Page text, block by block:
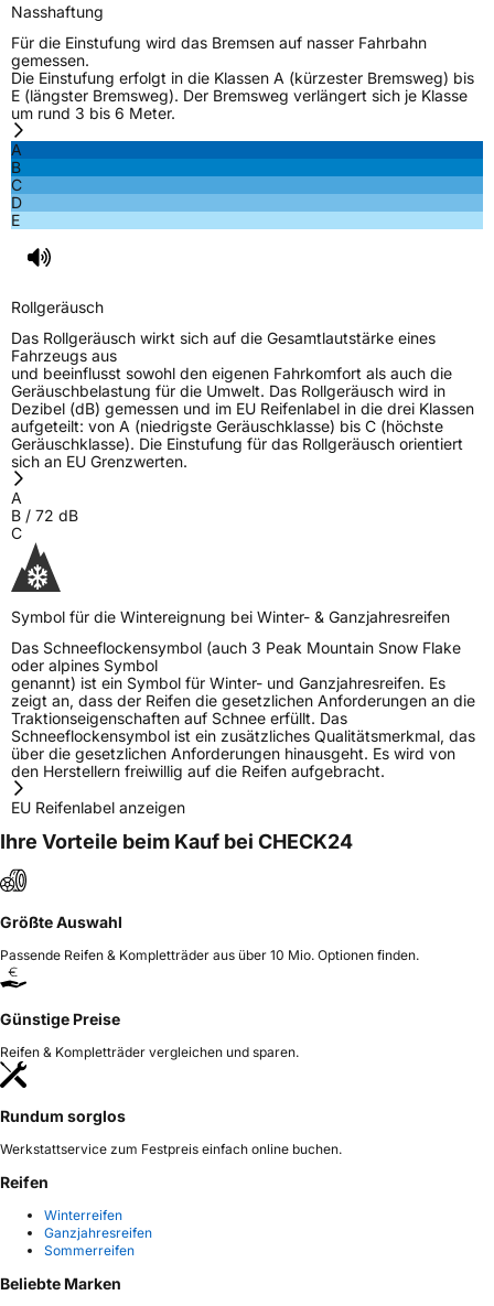
Nasshaftung
Für die Einstufung wird das Bremsen auf nasser Fahrbahn
gemessen.
Die Einstufung erfolgt in die Klassen A (kürzester Bremsweg) bis
E (längster Bremsweg). Der Bremsweg verlängert sich je Klasse
um rund 3 bis 6 Meter.
A
B
C
D
E
Rollgeräusch
Das Rollgeräusch wirkt sich auf die Gesamtlautstärke eines
Fahrzeugs aus
und beeinflusst sowohl den eigenen Fahrkomfort als auch die
Geräuschbelastung für die Umwelt. Das Rollgeräusch wird in
Dezibel (dB) gemessen und im EU Reifenlabel in die drei Klassen
aufgeteilt: von A (niedrigste Geräuschklasse) bis C (höchste
Geräuschklasse). Die Einstufung für das Rollgeräusch orientiert
sich an EU Grenzwerten.
A
B / 72 dB
C
Symbol für die Wintereignung bei Winter- & Ganzjahresreifen
Das Schneeflockensymbol (auch 3 Peak Mountain Snow Flake
oder alpines Symbol
genannt) ist ein Symbol für Winter- und Ganzjahresreifen. Es
zeigt an, dass der Reifen die gesetzlichen Anforderungen an die
Traktionseigenschaften auf Schnee erfüllt. Das
Schneeflockensymbol ist ein zusätzliches Qualitätsmerkmal, das
über die gesetzlichen Anforderungen hinausgeht. Es wird von
den Herstellern freiwillig auf die Reifen aufgebracht.
EU Reifenlabel anzeigen
Ihre Vorteile beim Kauf bei CHECK24
Größte Auswahl
Passende Reifen & Kompletträder aus über 10 Mio. Optionen finden.
Günstige Preise
Reifen & Kompletträder vergleichen und sparen.
Rundum sorglos
Werkstattservice zum Festpreis einfach online buchen.
Reifen
Winterreifen
Ganzjahresreifen
Sommerreifen
Beliebte Marken